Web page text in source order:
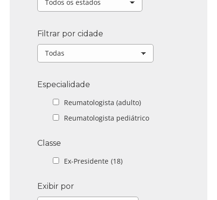
Filtrar por cidade
Especialidade
Reumatologista (adulto)
Reumatologista pediátrico
Classe
Ex-Presidente (18)
Exibir por